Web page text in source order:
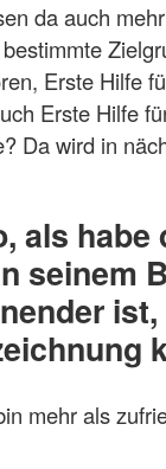
da auch
Erste Hilfe
Erste Hilfe
Da wird in
als habe
seinem
mehr als